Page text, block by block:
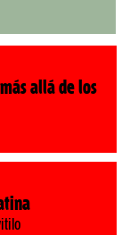
allá de los